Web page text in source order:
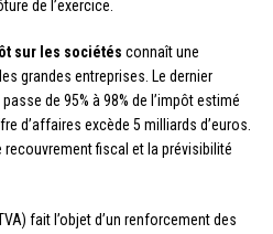
de l’exercice.
sur les sociétés connaît une
grandes entreprises. Le dernier
de 95% à 98% de l’impôt estimé
d’affaires excède 5 milliards d’euros.
fiscal et la prévisibilité
fait l’objet d’un renforcement des